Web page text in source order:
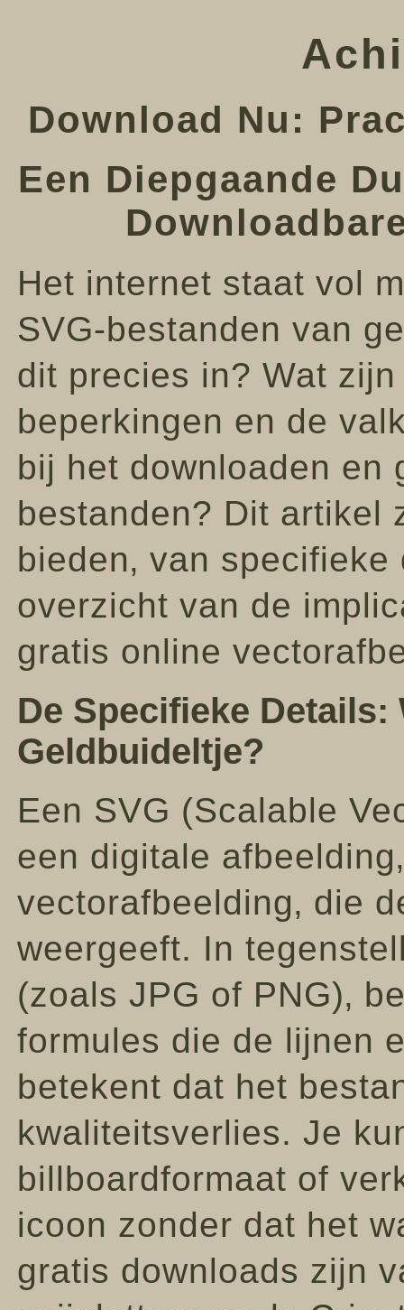
Download Nu:
Een Diepgaande
Het internet staat vol
SVG-bestanden van
dit precies in? Wat
beperkingen en de
bij het downloaden en
bestanden? Dit artikel
bieden‚ van
overzicht van de
gratis online
De Specifieke Details:
Geldbuideltje?
Een SVG (Scalable
een digitale
vectorafbeelding‚ die
weergeeft. In
(zoals JPG of PNG)‚
formules die de lijnen
betekent dat het
kwaliteitsverlies. Je
billboardformaat of
icoon zonder dat het
gratis downloads zijn